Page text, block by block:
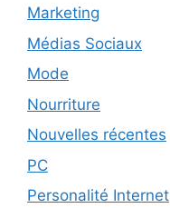
Marketing
Médias Sociaux
Mode
Nourriture
Nouvelles récentes
PC
Personalité Internet